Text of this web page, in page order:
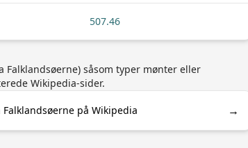
507.46
Falklandsøerne) såsom typer mønter eller
Wikipedia-sider.
Falklandsøerne på Wikipedia →